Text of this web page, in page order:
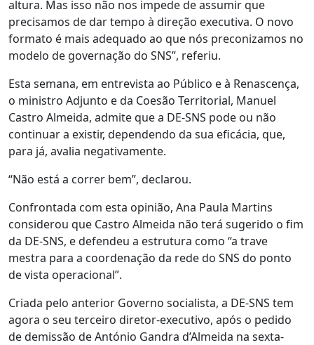
altura. Mas isso não nos impede de assumir que
precisamos de dar tempo à direção executiva. O novo
formato é mais adequado ao que nós preconizamos no
modelo de governação do SNS”, referiu.
Esta semana, em entrevista ao Público e à Renascença,
o ministro Adjunto e da Coesão Territorial, Manuel
Castro Almeida, admite que a DE-SNS pode ou não
continuar a existir, dependendo da sua eficácia, que,
para já, avalia negativamente.
“Não está a correr bem”, declarou.
Confrontada com esta opinião, Ana Paula Martins
considerou que Castro Almeida não terá sugerido o fim
da DE-SNS, e defendeu a estrutura como “a trave
mestra para a coordenação da rede do SNS do ponto
de vista operacional”.
Criada pelo anterior Governo socialista, a DE-SNS tem
agora o seu terceiro diretor-executivo, após o pedido
de demissão de António Gandra d’Almeida na sexta-